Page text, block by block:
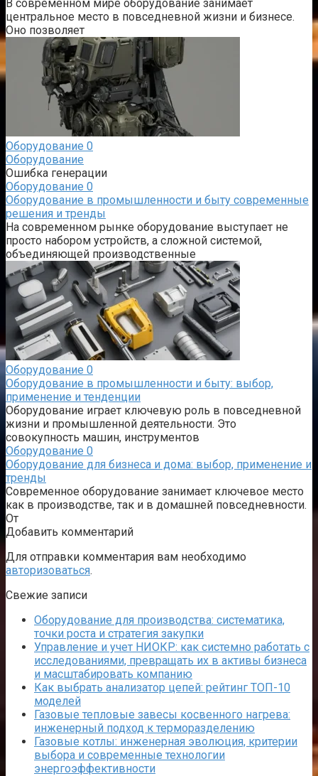
В современном мире оборудование занимает
центральное место в повседневной жизни и бизнесе.
Оно позволяет
Оборудование 0
Оборудование
Ошибка генерации
Оборудование 0
Оборудование в промышленности и быту современные
решения и тренды
На современном рынке оборудование выступает не
просто набором устройств, а сложной системой,
объединяющей производственные
Оборудование 0
Оборудование в промышленности и быту: выбор,
применение и тенденции
Оборудование играет ключевую роль в повседневной
жизни и промышленной деятельности. Это
совокупность машин, инструментов
Оборудование 0
Оборудование для бизнеса и дома: выбор, применение и
тренды
Современное оборудование занимает ключевое место
как в производстве, так и в домашней повседневности.
От
Добавить комментарий
Для отправки комментария вам необходимо
авторизоваться.
Свежие записи
Оборудование для производства: систематика,
точки роста и стратегия закупки
Управление и учет НИОКР: как системно работать с
исследованиями, превращать их в активы бизнеса
и масштабировать компанию
Как выбрать анализатор цепей: рейтинг ТОП-10
моделей
Газовые тепловые завесы косвенного нагрева:
инженерный подход к терморазделению
Газовые котлы: инженерная эволюция, критерии
выбора и современные технологии
энергоэффективности